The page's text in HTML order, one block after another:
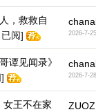
，救救自
阅] 2026-7-25
谭见闻录》
2026-7-28
女王不在家